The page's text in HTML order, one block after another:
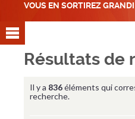
VOUS EN SORTIREZ GRANDI
Résultats de
Il y a 836éléments qui
recherche.